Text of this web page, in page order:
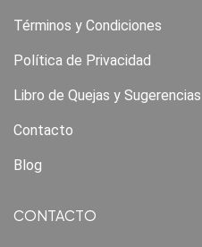
Términos y Condiciones
Política de Privacidad
Libro de Quejas y Sugerencias
Contacto
Blog
CONTACTO